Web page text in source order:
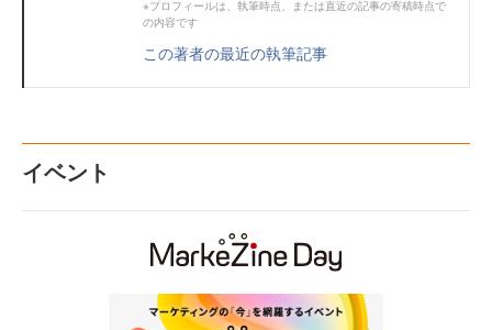
※プロフィールは、執筆時点、または直近の記事の寄稿時点で
の内容です
この著者の最近の執筆記事
イベント